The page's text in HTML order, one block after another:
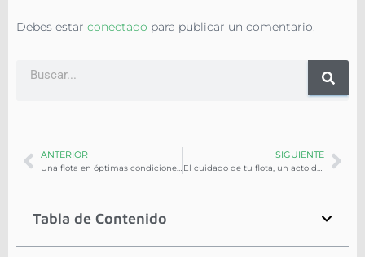
Debes estar conectado para publicar un comentario.
ANTERIOR
Una flota en óptimas condiciones para ganar-ganar
SIGUIENTE
El cuidado de tu flota, un acto de solidaridad
Tabla de Contenido